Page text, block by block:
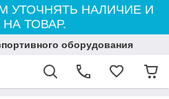
УТОЧНЯТЬ НАЛИЧИЕ И
ТОВАР.
оборудования